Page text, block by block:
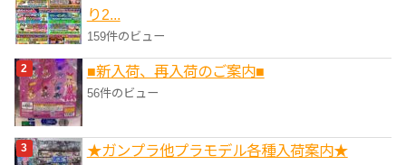
り2...
159件のビュー
■新入荷、再入荷のご案内■
56件のビュー
★ガンプラ他プラモデル各種入荷案内★